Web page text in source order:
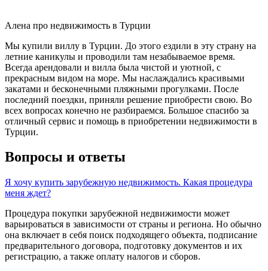
Алена про недвижимость в Турции
Мы купили виллу в Турции. До этого ездили в эту страну на
летние каникулы и проводили там незабываемое время.
Всегда арендовали и вилла была чистой и уютной, с
прекрасным видом на море. Мы наслаждались красивыми
закатами и бесконечными пляжными прогулками. После
последний поездки, приняли решение приобрести свою. Во
всех вопросах конечно не разбираемся. Большое спасибо за
отличный сервис и помощь в приобретении недвижимости в
Турции.
Вопросы и ответы
Я хочу купить зарубежную недвижимость. Какая процедура
меня ждет?
Процедура покупки зарубежной недвижимости может
варьироваться в зависимости от страны и региона. Но обычно
она включает в себя поиск подходящего объекта, подписание
предварительного договора, подготовку документов и их
регистрацию, а также оплату налогов и сборов.